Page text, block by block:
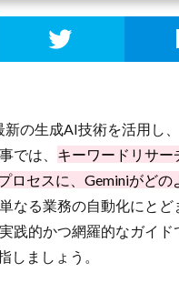
新の生成AI技術を活用し
では、 キーワードリサ
ロセスに、Geminiがど
なる業務の自動化にと
践的かつ網羅的なガイ
しましょう。